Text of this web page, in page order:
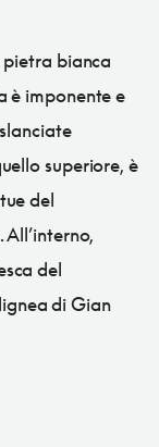
bianca
è imponente e
superiore, è
del
del
di Gian